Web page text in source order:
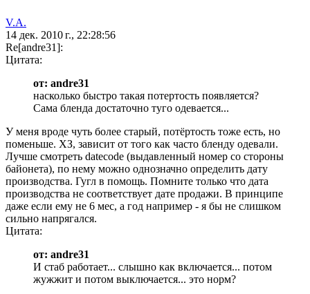
V.A.
14 дек. 2010 г., 22:28:56
Re[andre31]:
Цитата:
от: andre31
насколько быстро такая потертость появляется?
Сама бленда достаточно туго одевается...
У меня вроде чуть более старый, потёртость тоже есть, но
поменьше. ХЗ, зависит от того как часто бленду одевали.
Лучше смотреть datecode (выдавленный номер со стороны
байонета), по нему можно однозначно определить дату
производства. Гугл в помощь. Помните только что дата
производства не соответствует дате продажи. В принципе
даже если ему не 6 мес, а год например - я бы не слишком
сильно напрягался.
Цитата:
от: andre31
И стаб работает... слышно как включается... потом
жужжит и потом выключается... это норм?